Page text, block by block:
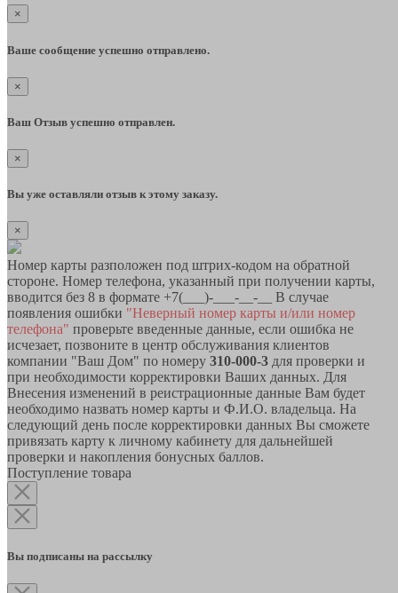
×
Ваше сообщение успешно отправлено.
×
Ваш Отзыв успешно отправлен.
×
Вы уже оставляли отзыв к этому заказу.
×
Номер карты разположен под штрих-кодом на обратной
стороне. Номер телефона, указанный при получении карты,
вводится без 8 в формате +7(___)-___-__-__ В случае
появления ошибки "Неверный номер карты и/или номер
телефона" проверьте введенные данные, если ошибка не
исчезает, позвоните в центр обслуживания клиентов
компании "Ваш Дом" по номеру 310-000-3 для проверки и
при необходимости корректировки Ваших данных. Для
Внесения изменений в реистрационные данные Вам будет
необходимо назвать номер карты и Ф.И.О. владельца. На
следующий день после корректировки данных Вы сможете
привязать карту к личному кабинету для дальнейшей
проверки и накопления бонусных баллов.
Поступление товара
Вы подписаны на рассылку